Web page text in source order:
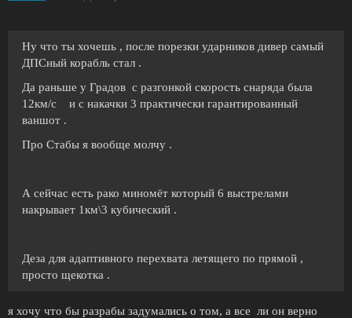
Ну что ты хочешь , после порезки ударников дивер самый
ДПСный корабль стал .
Да раньше у Градов с разгонкой скорость снаряда была
12км/с и с накачки 3 практически гарантированный
ваншот .
Про Стабы я вообще молчу .
А сейчас есть рако миномёт который 6 выстрелами
накрывает 1км\3 кубический .
Деза для адаптивного перехвата летящего по прямой ,
просто щекотка .
я хочу что бы разрабы задумались о том, а все ли он верно